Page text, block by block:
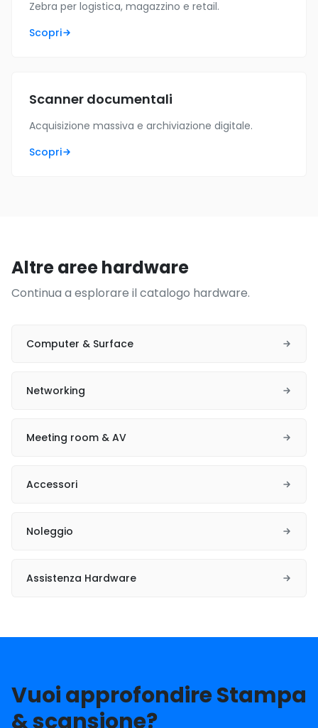
Zebra per logistica, magazzino e retail.
Scopri
Scanner documentali
Acquisizione massiva e archiviazione digitale.
Scopri
Altre aree hardware
Continua a esplorare il catalogo hardware.
Computer & Surface
Networking
Meeting room & AV
Accessori
Noleggio
Assistenza Hardware
Vuoi approfondire Stampa
& scansione?